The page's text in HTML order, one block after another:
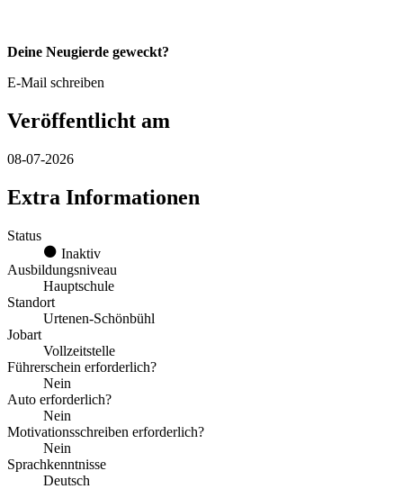
Deine Neugierde geweckt?
E-Mail schreiben
Veröffentlicht am
08-07-2026
Extra Informationen
Status
Inaktiv
Ausbildungsniveau
Hauptschule
Standort
Urtenen-Schönbühl
Jobart
Vollzeitstelle
Führerschein erforderlich?
Nein
Auto erforderlich?
Nein
Motivationsschreiben erforderlich?
Nein
Sprachkenntnisse
Deutsch